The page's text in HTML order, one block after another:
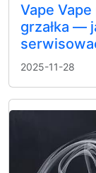
Vape
grzałka —
2025-11-28